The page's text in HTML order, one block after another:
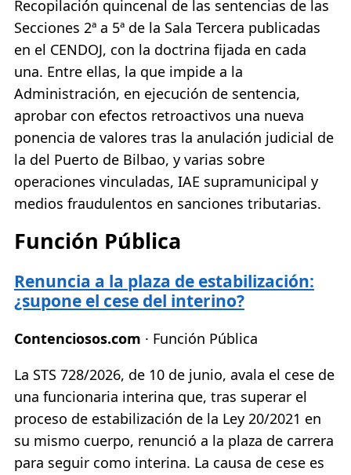
Recopilación quincenal de las sentencias de las
Secciones 2ª a 5ª de la Sala Tercera publicadas
en el CENDOJ, con la doctrina fijada en cada
una. Entre ellas, la que impide a la
Administración, en ejecución de sentencia,
aprobar con efectos retroactivos una nueva
ponencia de valores tras la anulación judicial de
la del Puerto de Bilbao, y varias sobre
operaciones vinculadas, IAE supramunicipal y
medios fraudulentos en sanciones tributarias.
Función Pública
Renuncia a la plaza de estabilización:
¿supone el cese del interino?
Contenciosos.com · Función Pública
La STS 728/2026, de 10 de junio, avala el cese de
una funcionaria interina que, tras superar el
proceso de estabilización de la Ley 20/2021 en
su mismo cuerpo, renunció a la plaza de carrera
para seguir como interina. La causa de cese es